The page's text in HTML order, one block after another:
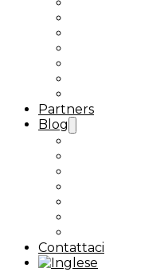
Partners
Blog
Contattaci